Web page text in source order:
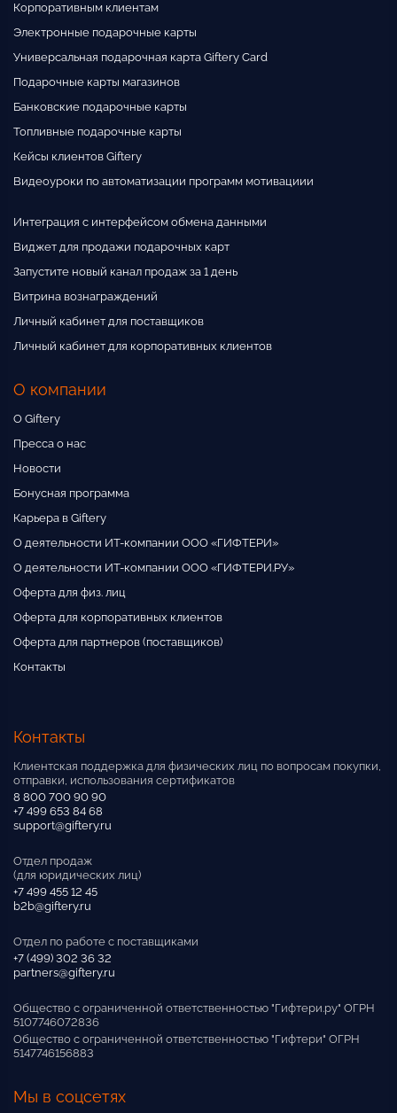
Корпоративным клиентам
Электронные подарочные карты
Универсальная подарочная карта Giftery Card
Подарочные карты магазинов
Банковские подарочные карты
Топливные подарочные карты
Кейсы клиентов Giftery
Видеоуроки по автоматизации программ мотивациии
Интеграция с интерфейсом обмена данными
Виджет для продажи подарочных карт
Запустите новый канал продаж за 1 день
Витрина вознаграждений
Личный кабинет для поставщиков
Личный кабинет для корпоративных клиентов
О компании
О Giftery
Пресса о нас
Новости
Бонусная программа
Карьера в Giftery
О деятельности ИТ-компании ООО «ГИФТЕРИ»
О деятельности ИТ-компании ООО «ГИФТЕРИ.РУ»
Оферта для физ. лиц
Оферта для корпоративных клиентов
Оферта для партнеров (поставщиков)
Контакты
Контакты
Клиентская поддержка для физических лиц по вопросам покупки,
отправки, использования сертификатов
8 800 700 90 90
+7 499 653 84 68
support@giftery.ru
Отдел продаж
(для юридических лиц)
+7 499 455 12 45
b2b@giftery.ru
Отдел по работе с поставщиками
+7 (499) 302 36 32
partners@giftery.ru
Общество с ограниченной ответственностью "Гифтери.ру" ОГРН
5107746072836
Общество с ограниченной ответственностью "Гифтери" ОГРН
5147746156883
Мы в соцсетях